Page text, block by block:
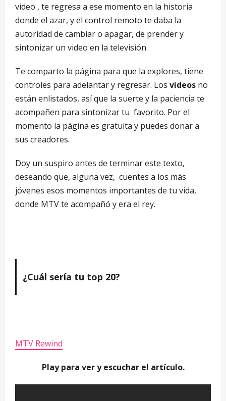
video , te regresa a ese momento en la historia
donde el azar, y el control remoto te daba la
autoridad de cambiar o apagar, de prender y
sintonizar un video en la televisión.
Te comparto la página para que la explores, tiene
controles para adelantar y regresar. Los videos no
están enlistados, así que la suerte y la paciencia te
acompañen para sintonizar tu favorito. Por el
momento la página es gratuita y puedes donar a
sus creadores.
Doy un suspiro antes de terminar este texto,
deseando que, alguna vez, cuentes a los más
jóvenes esos momentos importantes de tu vida,
donde MTV te acompañó y era el rey.
¿Cuál sería tu top 20?
MTV Rewind
Play para ver y escuchar el artículo.